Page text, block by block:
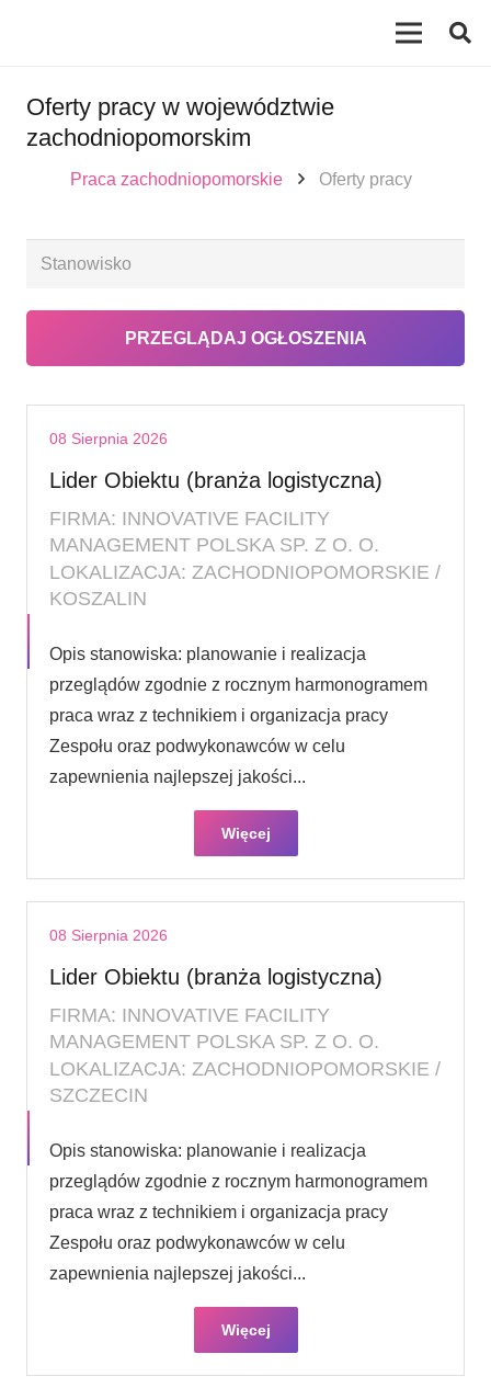
Oferty pracy w województwie
zachodniopomorskim
Praca zachodniopomorskie Oferty pracy
08 Sierpnia 2026
Lider Obiektu (branża logistyczna)
FIRMA: INNOVATIVE FACILITY
MANAGEMENT POLSKA SP. Z O. O.
LOKALIZACJA: ZACHODNIOPOMORSKIE /
KOSZALIN
Opis stanowiska: planowanie i realizacja
przeglądów zgodnie z rocznym harmonogramem
praca wraz z technikiem i organizacja pracy
Zespołu oraz podwykonawców w celu
zapewnienia najlepszej jakości...
Więcej
08 Sierpnia 2026
Lider Obiektu (branża logistyczna)
FIRMA: INNOVATIVE FACILITY
MANAGEMENT POLSKA SP. Z O. O.
LOKALIZACJA: ZACHODNIOPOMORSKIE /
SZCZECIN
Opis stanowiska: planowanie i realizacja
przeglądów zgodnie z rocznym harmonogramem
praca wraz z technikiem i organizacja pracy
Zespołu oraz podwykonawców w celu
zapewnienia najlepszej jakości...
Więcej